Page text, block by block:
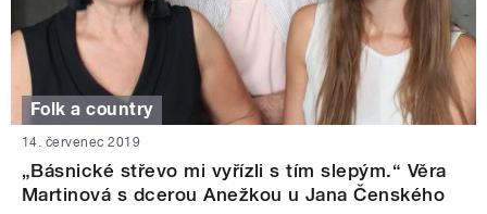
Folk a country
14. červenec 2019
„Básnické střevo mi vyřízli s tím slepým.“ Věra
Martinová s dcerou Anežkou u Jana Čenského